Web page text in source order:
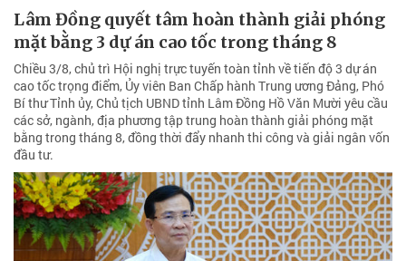
Lâm Đồng quyết tâm hoàn thành giải phóng
mặt bằng 3 dự án cao tốc trong tháng 8
Chiều 3/8, chủ trì Hội nghị trực tuyến toàn tỉnh về tiến độ 3 dự án
cao tốc trọng điểm, Ủy viên Ban Chấp hành Trung ương Đảng, Phó
Bí thư Tỉnh ủy, Chủ tịch UBND tỉnh Lâm Đồng Hồ Văn Mười yêu cầu
các sở, ngành, địa phương tập trung hoàn thành giải phóng mặt
bằng trong tháng 8, đồng thời đẩy nhanh thi công và giải ngân vốn
đầu tư.